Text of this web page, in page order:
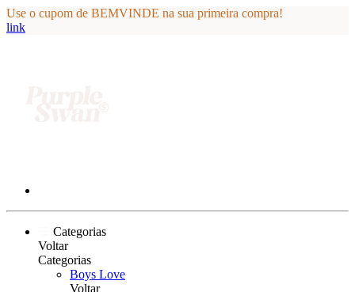
Use o cupom de BEMVINDE na sua primeira compra!
link
Categorias
Voltar
Categorias
Boys Love
Voltar